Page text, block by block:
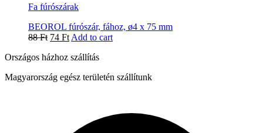
Fa fúrószárak
BEOROL fúrószár, fához, ø4 x 75 mm
88Ft 74 Ft Add to cart
Országos házhoz szállítás
Magyarország egész területén szállítunk